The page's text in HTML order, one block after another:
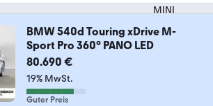
BMW 540d Touring xDrive M-
Sport Pro 360° PANO LED
80.690 €
19% MwSt.
Guter Preis